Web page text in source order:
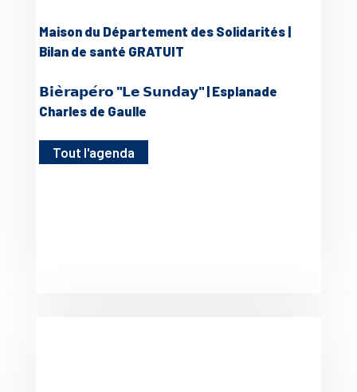
Maison du Département des Solidarités |
Bilan de santé GRATUIT
𝗕𝗶𝗲̀𝗿𝗮𝗽𝗲́𝗿𝗼 "𝗟𝗲 𝗦𝘂𝗻𝗱𝗮𝘆" | Esplanade
Charles de Gaulle
Tout l'agenda